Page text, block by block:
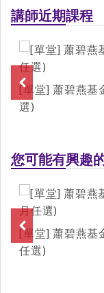
講師近期課程
[單堂] 蕭碧燕基
選)
您可能有興趣
[單堂] 蕭碧燕基
任選)